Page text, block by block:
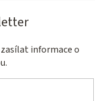
informace o